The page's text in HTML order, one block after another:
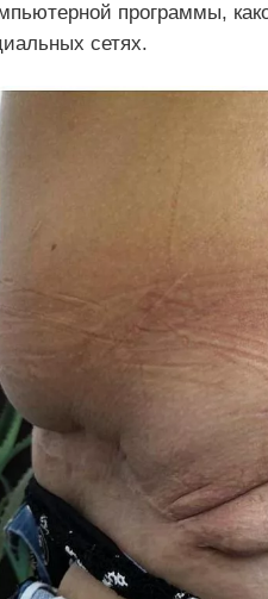
программы,
сетях.